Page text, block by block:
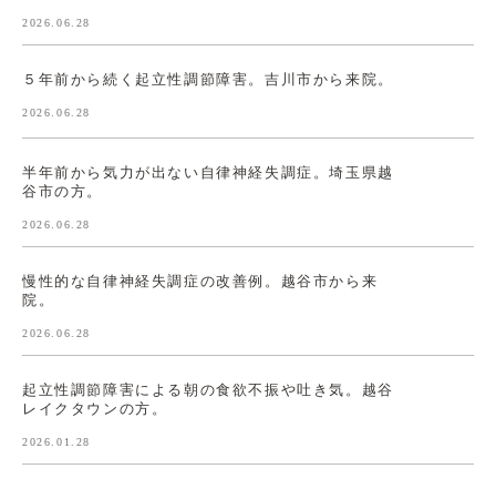
2026.06.28
５年前から続く起立性調節障害。吉川市から来院。
2026.06.28
半年前から気力が出ない自律神経失調症。埼玉県越
谷市の方。
2026.06.28
慢性的な自律神経失調症の改善例。越谷市から来
院。
2026.06.28
起立性調節障害による朝の食欲不振や吐き気。越谷
レイクタウンの方。
2026.01.28